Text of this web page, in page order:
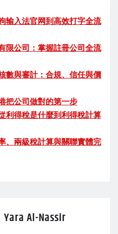
输入法官网到高效打字全流
限公司：掌握註冊公司全流
數與審計：合規、信任與價
把公司做對的第一步
利得稅是什麼到利得稅計算
、兩級稅計算與關聯實體完
Yara Al-Nassir